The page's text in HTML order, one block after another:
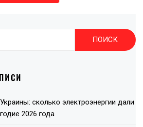
сколько электроэнергии дали
2026 года